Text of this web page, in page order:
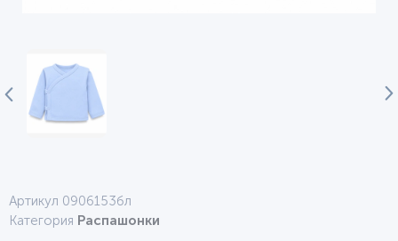
Артикул 0906153бл
Категория Распашонки